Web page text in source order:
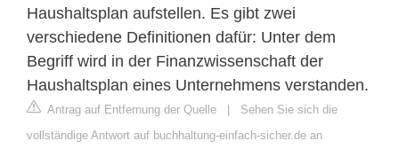
Haushaltsplan aufstellen. Es gibt zwei
verschiedene Definitionen dafür: Unter dem
Begriff wird in der Finanzwissenschaft der
Haushaltsplan eines Unternehmens verstanden.
Antrag auf Entfernung der Quelle
Sehen Sie sich die
vollständige Antwort auf buchhaltung-einfach-sicher.de an